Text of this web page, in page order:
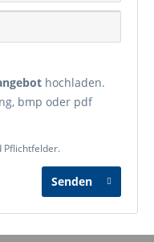
hochladen.
bmp oder pdf
Pflichtfelder.
Senden